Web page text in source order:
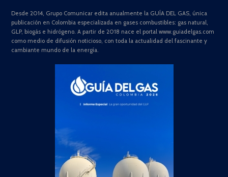
Desde 2014, Grupo Comunicar edita anualmente la GUÍA DEL GAS, única
publicación en Colombia especializada en gases combustibles: gas natural,
GLP, biogás e hidrógeno. A partir de 2018 nace el portal www.guiadelgas.com
como medio de difusión noticioso, con toda la actualidad del fascinante y
cambiante mundo de la energía.